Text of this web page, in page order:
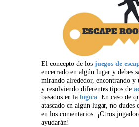
El concepto de los juegos de
encerrado en algún lugar y debes
mirando alrededor, encontrando y
y resolviendo diferentes tipos de
basados en la lógica. En caso de
atascado en algún lugar, no dudes
en los comentarios. ¡Otros
ayudarán!